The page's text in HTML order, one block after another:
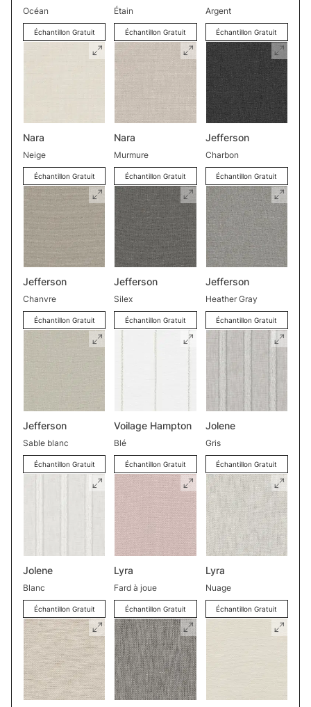
Océan
Échantillon Gratuit
Étain
Échantillon Gratuit
Argent
Échantillon Gratuit
Nara
Neige
Échantillon Gratuit
Nara
Murmure
Échantillon Gratuit
Jefferson
Charbon
Échantillon Gratuit
Jefferson
Chanvre
Échantillon Gratuit
Jefferson
Silex
Échantillon Gratuit
Jefferson
Heather Gray
Échantillon Gratuit
Jefferson
Sable blanc
Échantillon Gratuit
Voilage Hampton
Blé
Échantillon Gratuit
Jolene
Gris
Échantillon Gratuit
Jolene
Blanc
Échantillon Gratuit
Lyra
Fard à joue
Échantillon Gratuit
Lyra
Nuage
Échantillon Gratuit